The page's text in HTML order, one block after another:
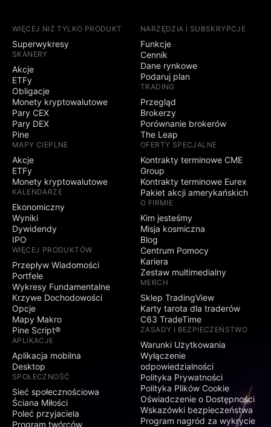
WIĘCEJ NIŻ TYLKO PRODUKT
Superwykresy
SKANERY
Akcje
ETFy
Obligacje
Monety kryptowalutowe
Pary CEX
Pary DEX
Pine
MAPY CIEPLNE
Akcje
ETFy
Monety kryptowalutowe
KALENDARZE
Ekonomiczny
Wyniki
Dywidendy
IPO
WIĘCEJ PRODUKTÓW
Przepływ Wiadomości
Portfele
Wykresy Fundamentalne
Krzywe Dochodowości
Opcje
Mapy Makro
Pine Script®
APLIKACJE
Aplikacja mobilna
Desktop
SPOŁECZNOŚĆ
Sieć społecznościowa
Ściana Miłości
Poleć przyjaciela
Program twórców
NARZĘDZIA I SUBSKRYPCJE
Funkcje
Cennik
Dane rynkowe
Podaruj plan
TRADING
Przegląd
Brokerzy
Porównanie brokerów
The Leap
OFERTY SPECJALNE
Kontrakty terminowe CME
Group
Kontrakty terminowe Eurex
Pakiet akcji amerykańskich
O FIRMIE
Kim jesteśmy
Misja kosmiczna
Blog
Centrum Pomocy
Kariera
Zestaw multimedialny
MERCH
Sklep TradingView
Karty tarota dla traderów
C63 TradeTime
ZASADY I BEZPIECZEŃSTWO
Warunki Użytkowania
Wyłączenie
odpowiedzialności
Polityka Prywatności
Polityka Plików Cookie
Oświadczenie o Dostępności
Wskazówki bezpieczeństwa
Program nagród za wykrycie